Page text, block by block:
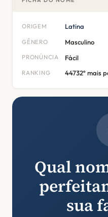
ORIGEM Latina
GÊNERO Masculino
PRONÚNCIA Fácil
RANKING 44732º mais
Qual
sua